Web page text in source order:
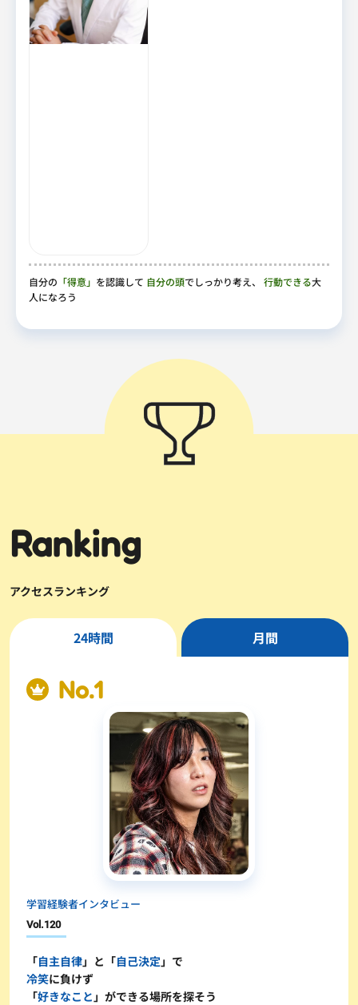
自分の 「得意」 を認識して 自分の頭でしっかり考え、 行動できる大
人になろう
Ranking
アクセスランキング
24時間 月間
学習経験者インタビュー
Vol.120
「自主自律」と「自己決定 」で
冷笑に負けず
「好きなこと 」ができる場所を探そう